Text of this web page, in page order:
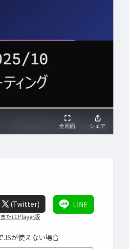
(Twitter)
またはPlayer版
LINE
JSが使えない場合